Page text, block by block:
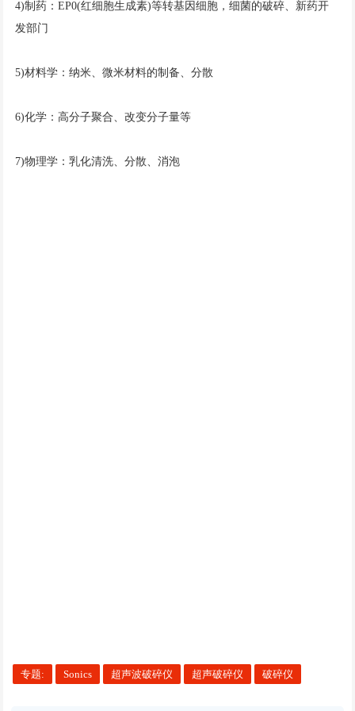
4)制药：EP0(红细胞生成素)等转基因细胞，细菌的破碎、新药开
发部门
5)材料学：纳米、微米材料的制备、分散
6)化学：高分子聚合、改变分子量等
7)物理学：乳化清洗、分散、消泡
专题: Sonics 超声波破碎仪 超声破碎仪 破碎仪